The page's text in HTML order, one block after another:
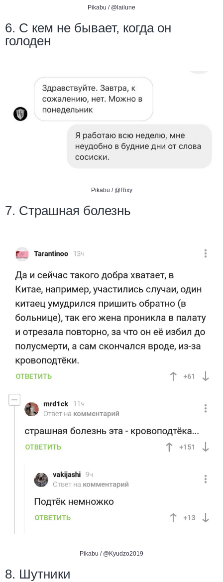
Pikabu / @lailune
6. С кем не бывает, когда он
голоден
Pikabu / @Rixy
7. Страшная болезнь
Pikabu / @Kyudzo2019
8. Шутники